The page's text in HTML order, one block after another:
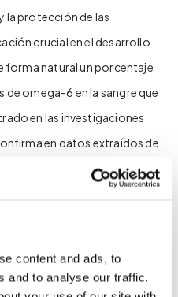
content and ads, to
and to analyse our traffic.
la protección de las
crucial en el desarrollo
forma natural un porcentaje
de omega-6 en la sangre que
en las investigaciones
en datos extraídos de
más de 800 000 análisis de